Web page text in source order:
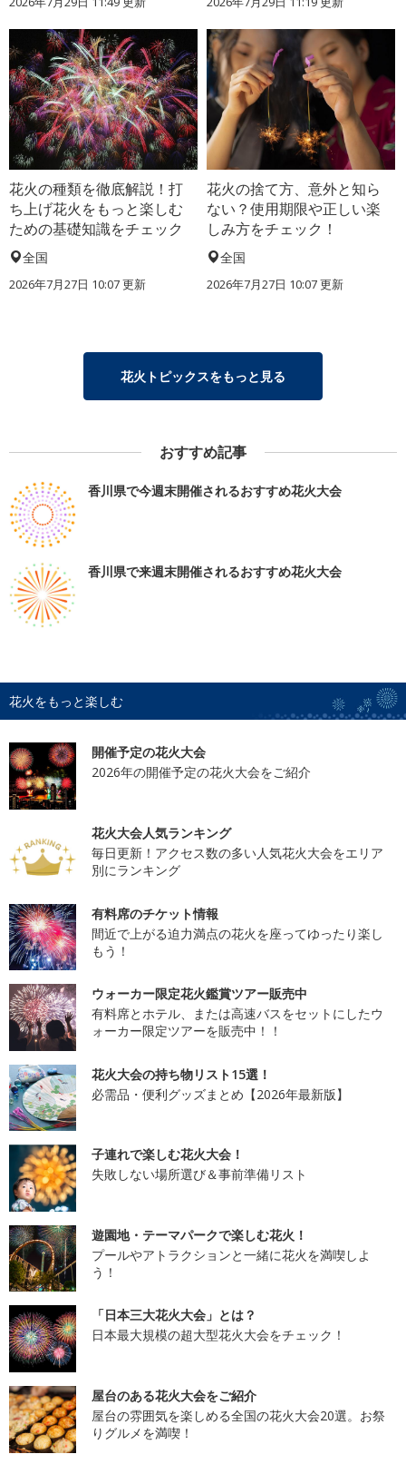
花火の種類を徹底解説！打
ち上げ花火をもっと楽しむ
ための基礎知識をチェック
全国
2026年7月27日 10:07 更新
花火の捨て方、意外と知ら
ない？使用期限や正しい楽
しみ方をチェック！
全国
2026年7月27日 10:07 更新
花火トピックスをもっと見る
おすすめ記事
香川県で今週末開催されるおすすめ花火大会
香川県で来週末開催されるおすすめ花火大会
花火をもっと楽しむ
開催予定の花火大会
2026年の開催予定の花火大会をご紹介
花火大会人気ランキング
毎日更新！アクセス数の多い人気花火大会をエリア
別にランキング
有料席のチケット情報
間近で上がる迫力満点の花火を座ってゆったり楽し
もう！
ウォーカー限定花火鑑賞ツアー販売中
有料席とホテル、または高速バスをセットにしたウ
ォーカー限定ツアーを販売中！！
花火大会の持ち物リスト15選！
必需品・便利グッズまとめ【2026年最新版】
子連れで楽しむ花火大会！
失敗しない場所選び＆事前準備リスト
遊園地・テーマパークで楽しむ花火！
プールやアトラクションと一緒に花火を満喫しよ
う！
「日本三大花火大会」とは？
日本最大規模の超大型花火大会をチェック！
屋台のある花火大会をご紹介
屋台の雰囲気を楽しめる全国の花火大会20選。お祭
りグルメを満喫！